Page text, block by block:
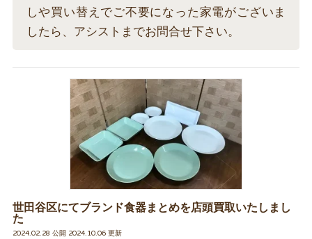
しや買い替えでご不要になった家電がございま
したら、アシストまでお問合せ下さい。
世田谷区にてブランド食器まとめを店頭買取いたしまし
た
2024.02.28 公開 2024.10.06 更新